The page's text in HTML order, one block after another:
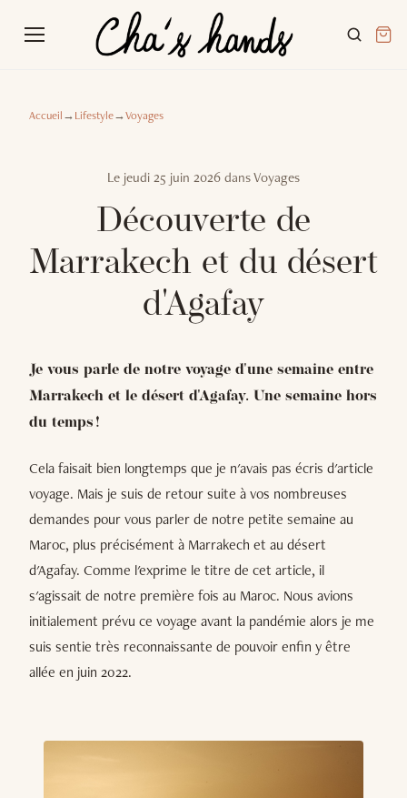
Accueil→Lifestyle→Voyages
Le jeudi 25 juin 2026 dansVoyages
Découverte de
Marrakech et du désert
d'Agafay
Je vous parle de notre voyage d'une semaine entre
Marrakech et le désert d'Agafay. Une semaine hors
du temps !
Cela faisait bien longtemps que je n'avais pas écris d'article
voyage. Mais je suis de retour suite à vos nombreuses
demandes pour vous parler de notre petite semaine au
Maroc, plus précisément à Marrakech et au désert
d'Agafay. Comme l'exprime le titre de cet article, il
s'agissait de notre première fois au Maroc. Nous avions
initialement prévu ce voyage avant la pandémie alors je me
suis sentie très reconnaissante de pouvoir enfin y être
allée en juin 2022.